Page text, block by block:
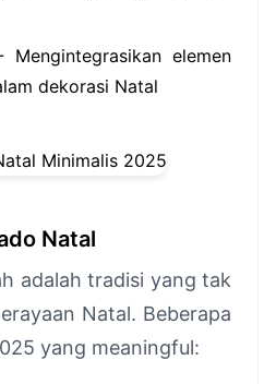
Mengintegrasikan elemen
dekorasi Natal
Natal
adalah tradisi yang tak
Natal. Beberapa
yang meaningful: